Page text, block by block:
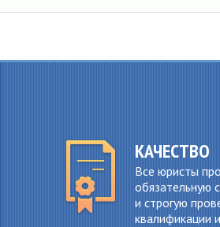
КАЧЕСТВО
Все юристы
обязательную
и строгую
квалификации